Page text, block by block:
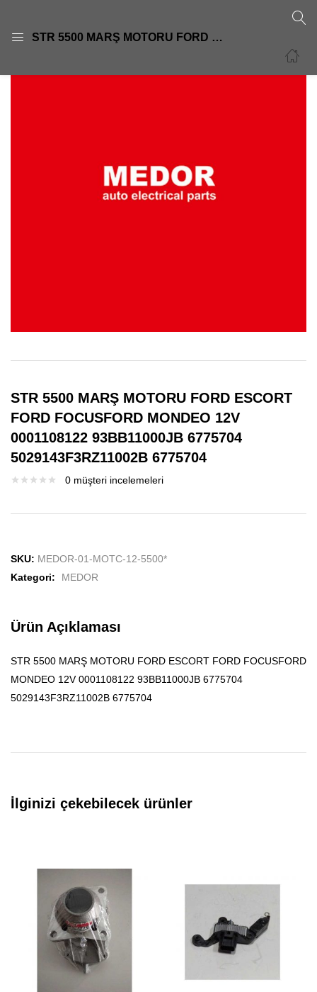
STR 5500 MARŞ MOTORU FORD ESCORT FORD FOCUSFORD MONDEO 12V 0001108122 93BB11000JB 6775704 5029143F3RZ11002B 6775704
STR 5500 MARŞ MOTORU FORD ESCORT
FORD FOCUSFORD MONDEO 12V
0001108122 93BB11000JB 6775704
5029143F3RZ11002B 6775704
0 müşteri incelemeleri
SKU: MEDOR-01-MOTC-12-5500*
Kategori:
MEDOR
Ürün Açıklaması
STR 5500 MARŞ MOTORU FORD ESCORT FORD FOCUSFORD
MONDEO 12V 0001108122 93BB11000JB 6775704
5029143F3RZ11002B 6775704
İlginizi çekebilecek ürünler